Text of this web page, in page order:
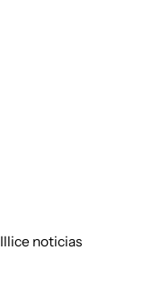
Illice noticias